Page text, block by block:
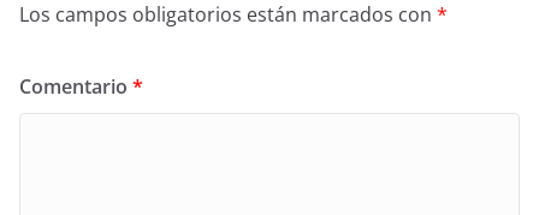
Los campos obligatorios están marcados con *
Comentario *